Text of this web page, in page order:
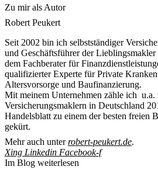
Zu mir als Autor
Robert Peukert
Seit 2002 bin ich selbstständiger
und Geschäftsführer der
dem Fachberater für
qualifizierter Experte für Private
Altersvorsorge und Baufinanzierung.
Mit meinem Unternehmen zähle ich u.a.
Versicherungsmaklern in Deutschland
Handelsblatt zu einem der besten freien
gekürt.
Mehr auch unterrobert-peukert.de.
Xing Linkedin Facebook-f
Im Blog weiterlesen